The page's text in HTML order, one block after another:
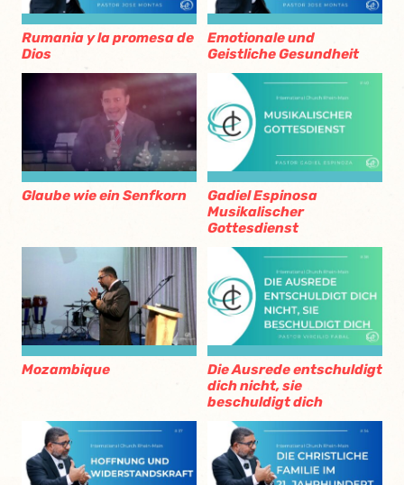
Rumania y la promesa de
Dios
Emotionale und
Geistliche Gesundheit
Glaube wie ein Senfkorn
Gadiel Espinosa
Musikalischer
Gottesdienst
Mozambique
Die Ausrede entschuldigt
dich nicht, sie
beschuldigt dich